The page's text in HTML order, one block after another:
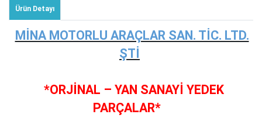
Ürün Detayı
MİNA MOTORLU ARAÇLAR SAN. TİC. LTD.
ŞTİ
*ORJİNAL – YAN SANAYİ YEDEK
PARÇALAR*